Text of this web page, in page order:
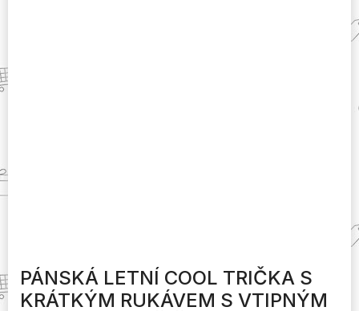
PÁNSKÁ LETNÍ COOL TRIČKA S
KRÁTKÝM RUKÁVEM S VTIPNÝM